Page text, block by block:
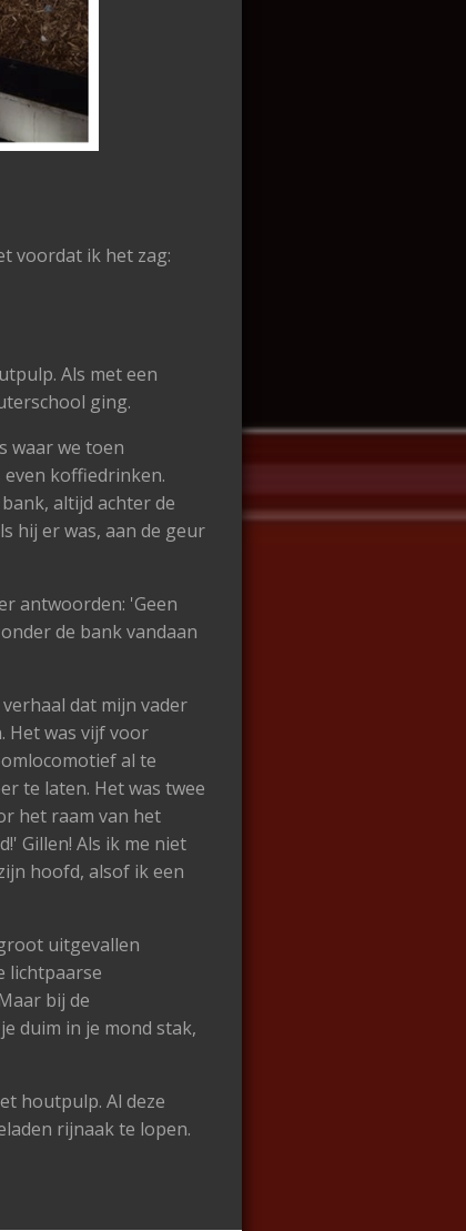
voordat ik het zag:
Als met een
ging.
waar we toen
koffiedrinken.
altijd achter de
hij er was, aan de geur
antwoorden: 'Geen
de bank vandaan
dat mijn vader
Het was vijf voor
al te
te laten. Het was twee
het raam van het
Gillen! Als ik me niet
hoofd, alsof ik een
uitgevallen
lichtpaarse
bij de
duim in je mond stak,
houtpulp. Al deze
rijnaak te lopen.